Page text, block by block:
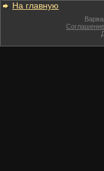
На главную
Соглашение